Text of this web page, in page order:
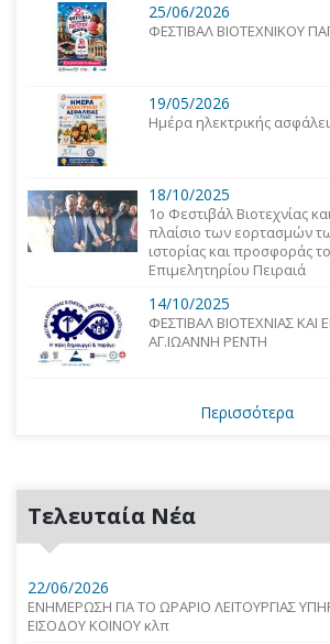
25/06/2026
ΦΕΣΤΙΒΑΛ ΒΙΟΤΕΧΝΙΚΟΥ
19/05/2026
Ημέρα ηλεκτρικής
18/10/2025
1o Φεστιβάλ Βιοτεχνίας
πλαίσιο των εορτασμών
ιστορίας και προσφοράς
Επιμελητηρίου Πειραιά
14/10/2025
ΦΕΣΤΙΒΑΛ ΒΙΟΤΕΧΝΙΑΣ ΚΑΙ
ΑΓ.ΙΩΑΝΝΗ ΡΕΝΤΗ
Περισσότερα
Τελευταία Νέα
22/06/2026
ΕΝΗΜΕΡΩΣΗ ΓΙΑ ΤΟ ΩΡΑΡΙΟ ΛΕΙΤΟΥΡΓΙΑΣ
ΕΙΣΟΔΟΥ ΚΟΙΝΟΥ κλπ